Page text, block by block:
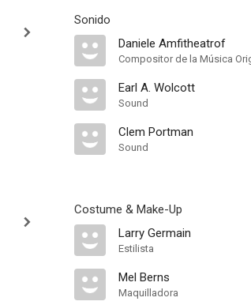
Sonido
Daniele Amfitheatrof
Compositor de la Música
Earl A. Wolcott
Sound
Clem Portman
Sound
Costume & Make-Up
Larry Germain
Estilista
Mel Berns
Maquilladora